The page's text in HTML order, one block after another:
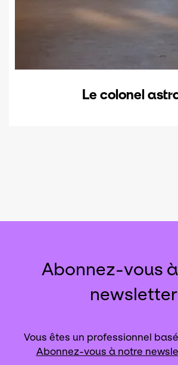
Le colonel
Abonnez-vous
newsletter
Vous êtes un professionnel
Abonnez-vous à notre